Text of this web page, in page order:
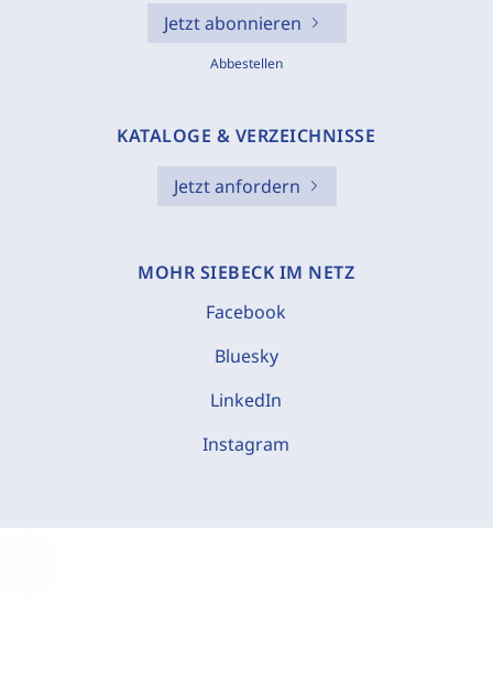
Jetzt abonnieren
Abbestellen
KATALOGE & VERZEICHNISSE
Jetzt anfordern
MOHR SIEBECK IM NETZ
Facebook
Bluesky
LinkedIn
Instagram